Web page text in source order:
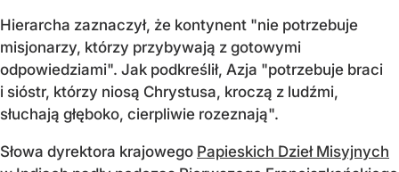
Hierarcha zaznaczył, że kontynent "nie potrzebuje
misjonarzy, którzy przybywają z gotowymi
odpowiedziami". Jak podkreślił, Azja "potrzebuje braci
i sióstr, którzy niosą Chrystusa, kroczą z ludźmi,
słuchają głęboko, cierpliwie rozeznają".
Słowa dyrektora krajowego Papieskich Dzieł Misyjnych